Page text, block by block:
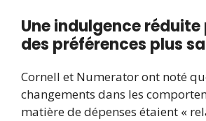
Une indulgence
des préférences plus
Cornell et Numerator ont noté
changements dans les
matière de dépenses étaient «